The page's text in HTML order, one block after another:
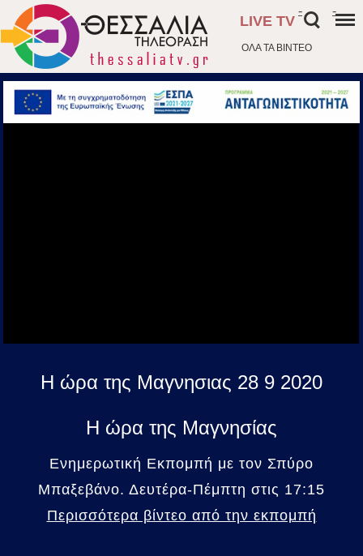
ΟΛΑ ΤΑ ΒΙΝΤΕΟ
LIVE TV
- -
Η ώρα της Μαγνησιας 28 9 2020
Η ώρα της Μαγνησίας
Ενημερωτική Εκπομπή με τον Σπύρο
Μπαξεβάνο. Δευτέρα-Πέμπτη στις 17:15
Περισσότερα βίντεο από την εκπομπή